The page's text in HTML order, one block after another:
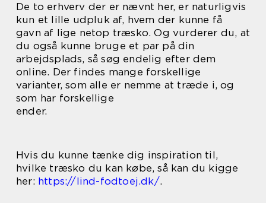
De to erhverv der er nævnt her, er naturligvis
kun et lille udpluk af, hvem der kunne få
gavn af lige netop træsko. Og vurderer du, at
du også kunne bruge et par på din
arbejdsplads, så søg endelig efter dem
online. Der findes mange forskellige
varianter, som alle er nemme at træde i, og
som har forskellige
ender.
Hvis du kunne tænke dig inspiration til,
hvilke træsko du kan købe, så kan du kigge
her: https://lind-fodtoej.dk/.